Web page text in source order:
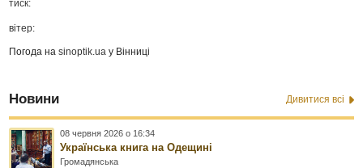
тиск:
вітер:
Погода наsinoptik.ua у Вінниці
Новини Дивитися всі
08 червня 2026 о 16:34
Українська книга на Одещині
Громадянська